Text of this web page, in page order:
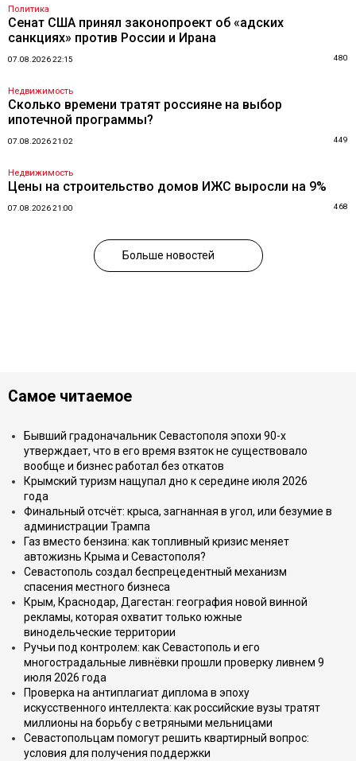
Политика
Сенат США принял законопроект об «адских
санкциях» против России и Ирана
07.08.2026 22:15 480
Недвижимость
Сколько времени тратят россияне на выбор
ипотечной программы?
07.08.2026 21:02 449
Недвижимость
Цены на строительство домов ИЖС выросли на 9%
07.08.2026 21:00 468
Больше новостей
Самое читаемое
Бывший градоначальник Севастополя эпохи 90-х
утверждает, что в его время взяток не существовало
вообще и бизнес работал без откатов
Крымский туризм нащупал дно к середине июля 2026
года
Финальный отсчёт: крыса, загнанная в угол, или безумие в
администрации Трампа
Газ вместо бензина: как топливный кризис меняет
автожизнь Крыма и Севастополя?
Севастополь создал беспрецедентный механизм
спасения местного бизнеса
Крым, Краснодар, Дагестан: география новой винной
рекламы, которая охватит только южные
винодельческие территории
Ручьи под контролем: как Севастополь и его
многострадальные ливнёвки прошли проверку ливнем 9
июля 2026 года
Проверка на антиплагиат диплома в эпоху
искусственного интеллекта: как российские вузы тратят
миллионы на борьбу с ветряными мельницами
Севастопольцам помогут решить квартирный вопрос:
условия для получения поддержки